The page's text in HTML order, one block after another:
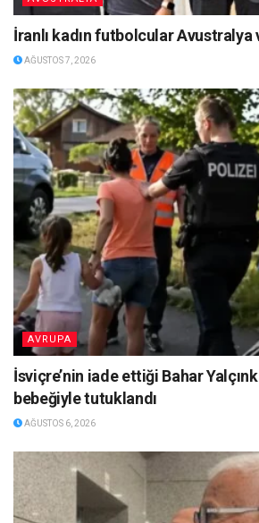
İranlı kadın futbolcular Avustralya
AĞUSTOS 7, 2026
AVRUPA
İsviçre’nin iade ettiği Bahar
bebeğiyle tutuklandı
AĞUSTOS 6, 2026